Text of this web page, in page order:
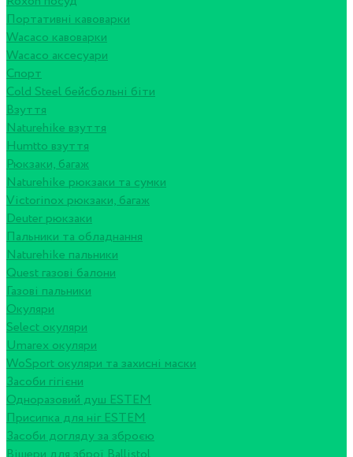
Портативні кавоварки
Wacaco кавоварки
Wacaco аксесуари
Спорт
Cold Steel бейсбольні біти
Взуття
Naturehike взуття
Humtto взуття
Рюкзаки, багаж
Naturehike рюкзаки та сумки
Victorinox рюкзаки, багаж
Deuter рюкзаки
Пальники та обладнання
Naturehike пальники
Quest газові балони
Газові пальники
Окуляри
Select окуляри
Umarex окуляри
WoSport окуляри та захисні маски
Засоби гігієни
Одноразовий душ ESTEM
Присипка для ніг ESTEM
Засоби догляду за зброєю